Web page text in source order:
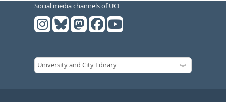
Social media channels of UCL